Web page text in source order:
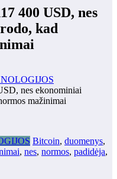
400 USD, nes
kad
nes ekonominiai
mažinimai
Bitcoin, duomenys,
, nes, normos, padidėja,